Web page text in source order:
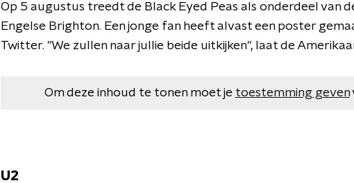
Op 5 augustus treedt de Black Eyed Peas als onderdeel van
Engelse Brighton. Een jonge fan heeft alvast een poster
Twitter. "We zullen naar jullie beide uitkijken", laat de
Om deze inhoud te tonen moet je toestemming geven
U2